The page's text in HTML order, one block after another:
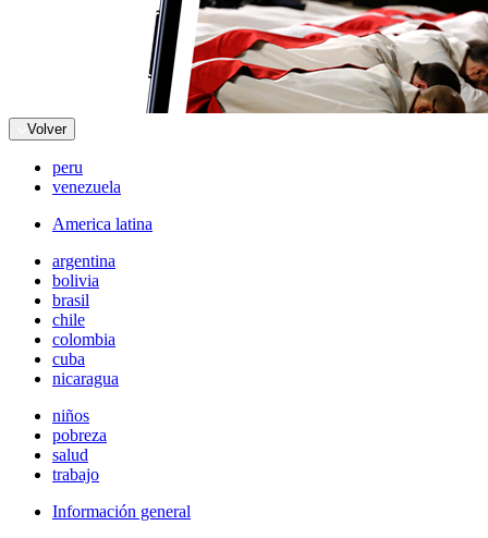
Volver
peru
venezuela
America latina
argentina
bolivia
brasil
chile
colombia
cuba
nicaragua
niños
pobreza
salud
trabajo
Información general